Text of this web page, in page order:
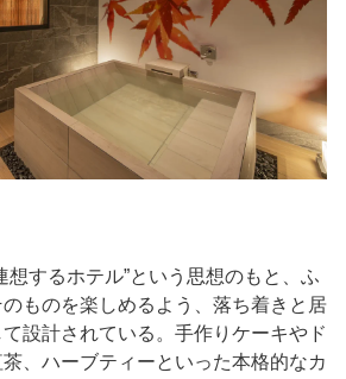
想するホテル”という思想のもと、ふ
ものを楽しめるよう、落ち着きと居
設計されている。手作りケーキやド
、ハーブティーといった本格的なカ